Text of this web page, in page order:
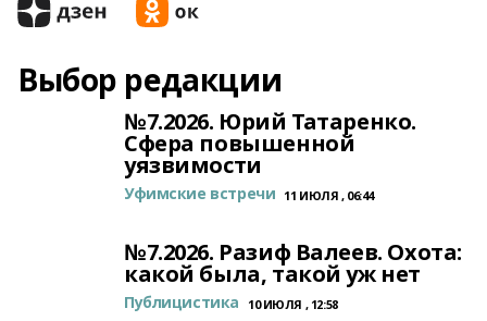
Выбор редакции
№7.2026. Юрий Татаренко.
Сфера повышенной
уязвимости
Уфимские встречи 11 ИЮЛЯ , 06:44
№7.2026. Разиф Валеев. Охота:
какой была, такой уж нет
Публицистика 10 ИЮЛЯ , 12:58